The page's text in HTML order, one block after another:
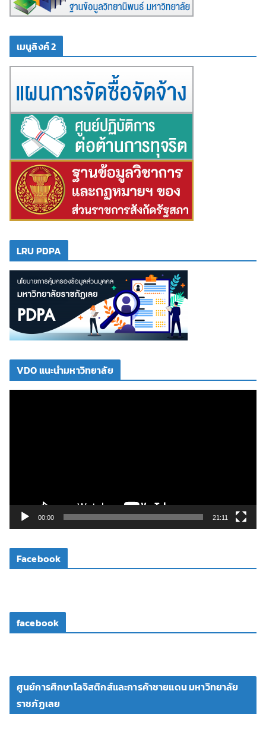
เมนูลิงค์ 2
LRU PDPA
VDO แนะนำมหาวิทยาลัย
ดี
โ
00:00 21:11
Facebook
facebook
ศูนย์การศึกษาโลจิสติกส์และการค้าชายแดน มหาวิทยาลัย
ราชภัฏเลย